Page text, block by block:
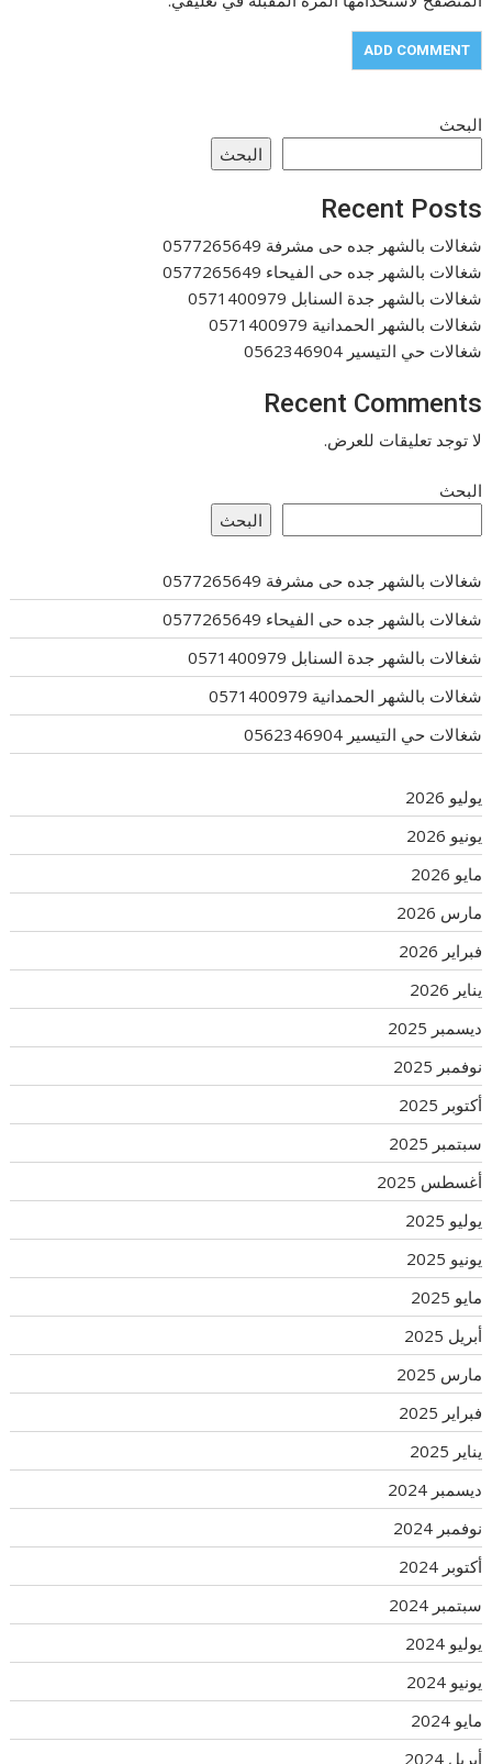
البحث
البحث
Recent Posts
شغالات بالشهر جده حى مشرفة 0577265649
شغالات بالشهر جده حى الفيحاء 0577265649
شغالات بالشهر جدة السنابل 0571400979
شغالات بالشهر الحمدانية 0571400979
شغالات حي التيسير 0562346904
Recent Comments
لا توجد تعليقات للعرض.
البحث
البحث
شغالات بالشهر جده حى مشرفة 0577265649
شغالات بالشهر جده حى الفيحاء 0577265649
شغالات بالشهر جدة السنابل 0571400979
شغالات بالشهر الحمدانية 0571400979
شغالات حي التيسير 0562346904
يوليو 2026
يونيو 2026
مايو 2026
مارس 2026
فبراير 2026
يناير 2026
ديسمبر 2025
نوفمبر 2025
أكتوبر 2025
سبتمبر 2025
أغسطس 2025
يوليو 2025
يونيو 2025
مايو 2025
أبريل 2025
مارس 2025
فبراير 2025
يناير 2025
ديسمبر 2024
نوفمبر 2024
أكتوبر 2024
سبتمبر 2024
يوليو 2024
يونيو 2024
مايو 2024
أبريل 2024